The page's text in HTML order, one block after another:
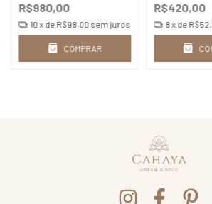
R$980,00
10x de R$98,00 sem juros
COMPRAR
R$420,00
8x de